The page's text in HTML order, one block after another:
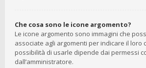
Che cosa sono le icone argomento?
Le icone argomento sono immagini che
associate agli argomenti per indicare il loro
possibilità di usarle dipende dai permessi
dall’amministratore.